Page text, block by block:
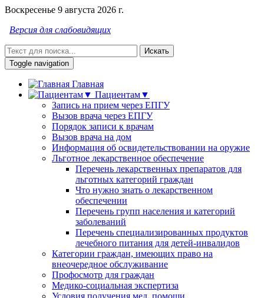
Воскресенье 9 августа 2026 г.
Версия для слабовидящих
Искать
Toggle navigation
Главная
Пациентам▼
Запись на прием через ЕПГУ
Вызов врача через ЕПГУ
Порядок записи к врачам
Вызов врача на дом
Информация об освидетельствовании на оружие
Льготное лекарственное обеспечение
Перечень лекарственных препаратов для
льготных категорий граждан
Что нужно знать о лекарственном
обеспечении
Перечень групп населения и категорий
заболеваний
Перечень специализированных продуктов
лечебного питания для детей-инвалидов
Категории граждан, имеющих право на
внеочередное обслуживание
Профосмотр для граждан
Медико-социальная экспертиза
Условия получения мед. помощи